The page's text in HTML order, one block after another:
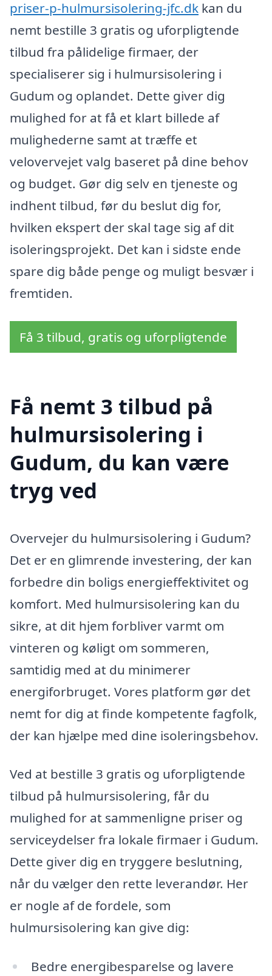
priser-p-hulmursisolering-jfc.dk kan du
nemt bestille 3 gratis og uforpligtende
tilbud fra pålidelige firmaer, der
specialiserer sig i hulmursisolering i
Gudum og oplandet. Dette giver dig
mulighed for at få et klart billede af
mulighederne samt at træffe et
velovervejet valg baseret på dine behov
og budget. Gør dig selv en tjeneste og
indhent tilbud, før du beslut dig for,
hvilken ekspert der skal tage sig af dit
isoleringsprojekt. Det kan i sidste ende
spare dig både penge og muligt besvær i
fremtiden.
Få 3 tilbud, gratis og uforpligtende
Få nemt 3 tilbud på
hulmursisolering i
Gudum, du kan være
tryg ved
Overvejer du hulmursisolering i Gudum?
Det er en glimrende investering, der kan
forbedre din boligs energieffektivitet og
komfort. Med hulmursisolering kan du
sikre, at dit hjem forbliver varmt om
vinteren og køligt om sommeren,
samtidig med at du minimerer
energiforbruget. Vores platform gør det
nemt for dig at finde kompetente fagfolk,
der kan hjælpe med dine isoleringsbehov.
Ved at bestille 3 gratis og uforpligtende
tilbud på hulmursisolering, får du
mulighed for at sammenligne priser og
serviceydelser fra lokale firmaer i Gudum.
Dette giver dig en tryggere beslutning,
når du vælger den rette leverandør. Her
er nogle af de fordele, som
hulmursisolering kan give dig:
Bedre energibesparelse og lavere